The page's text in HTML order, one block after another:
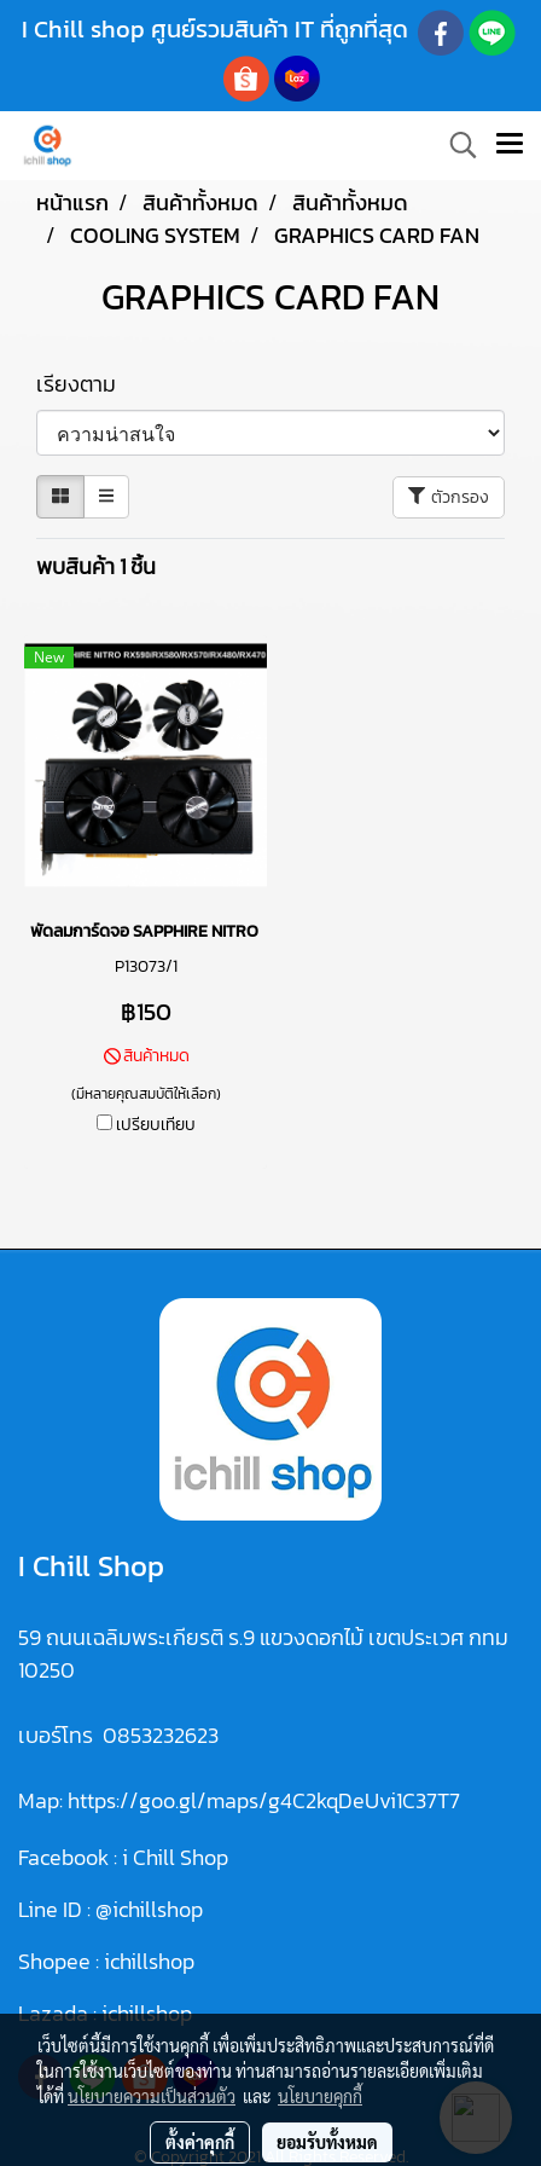
I Chill shop ศูนย์รวมสินค้า IT ที่ถูกที่สุด
หน้าแรก สินค้าทั้งหมด
สินค้าทั้งหมด
COOLING SYSTEM
GRAPHICS CARD FAN
GRAPHICS CARD FAN
เรียงตาม
ตัวกรอง
พบสินค้า 1 ชิ้น
New
พัดลมการ์ดจอ SAPPHIRE NITRO RX590/RX580/RX570/RX480/
P13073/1
฿150
สินค้าหมด
(มีหลายคุณสมบัติให้เลือก)
เปรียบเทียบ
I Chill Shop
59 ถนนเฉลิมพระเกียรติ ร.9 แขวงดอกไม้ เขตประเวศ กทม
10250
เบอร์โทร 0853232623
Map:https://goo.gl/maps/g4C2kqDeUvi1C37T7
Facebook :i Chill Shop
Line ID :@ichillshop
Shopee :ichillshop
Lazada :ichillshop
© Copyright 2021 All Rights Reserved.
เว็บไซต์นี้มีการใช้งานคุกกี้ เพื่อเพิ่มประสิทธิภาพและประสบการณ์ที่ดี
ในการใช้งานเว็บไซต์ของท่าน ท่านสามารถอ่านรายละเอียดเพิ่มเติม
ได้ที่นโยบายความเป็นส่วนตัว และ นโยบายคุกกี้
ตั้งค่าคุกกี้ ยอมรับทั้งหมด